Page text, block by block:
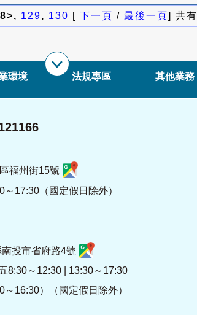
129, 130 [ 下一頁 / 最後一頁] 共有
環境 法規專區 其他業務
福州街15號
17:30（國定假日除外）
投市省府路4號
8:30～12:30 | 13:30～17:30
～16:30）（國定假日除外）